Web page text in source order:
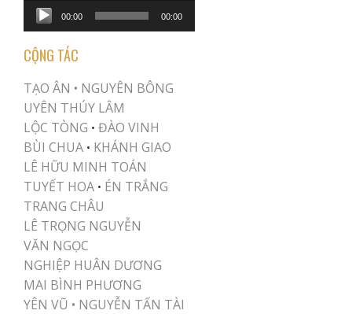
Audio
Player
00:00 00:00
CỘNG TÁC
TẠO ÂN • NGUYÊN BÔNG
UYÊN THÚY LÂM
LỘC TÒNG • ĐÀO VINH
BÙI CHUA • KHÁNH GIAO
LÊ HỮU MINH TOÁN
TUYẾT HOA • ÉN TRẮNG
TRANG CHÂU
LÊ TRỌNG NGUYỄN
VĂN NGỌC
NGHIỆP HUÂN DƯƠNG
MAI BÌNH PHƯƠNG
YÊN VŨ • NGUYỄN TẤN TÀI